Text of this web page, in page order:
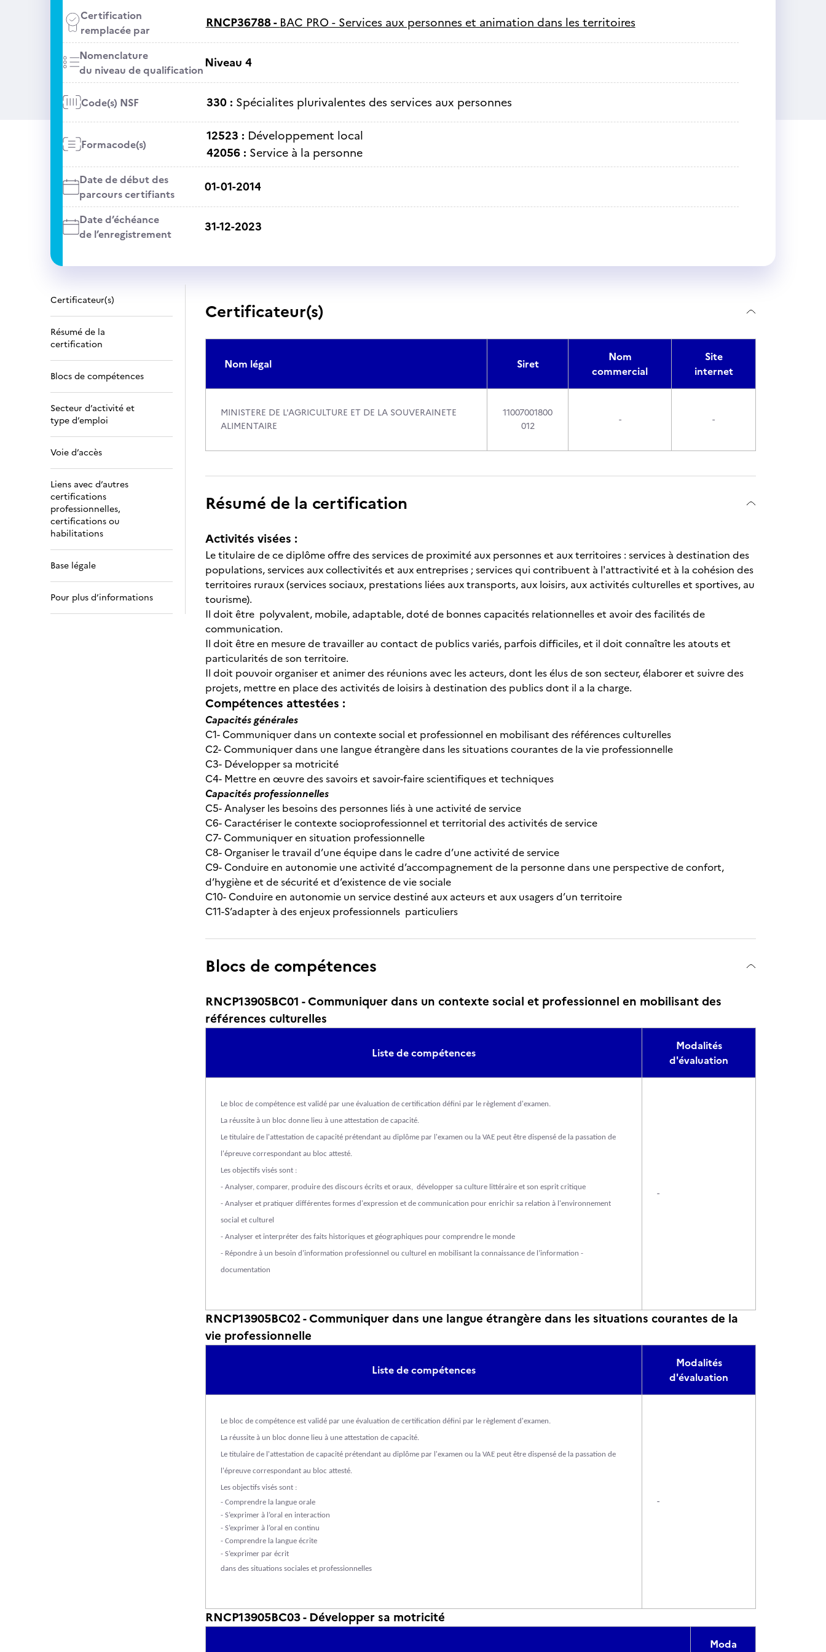
Certification
remplacée par
RNCP36788 - BAC PRO - Services aux personnes et animation dans les territoires
Nomenclature
du niveau de qualificationNiveau 4
Code(s) NSF 330 : Spécialites plurivalentes des services aux personnes
Formacode(s)
12523 : Développement local
42056 : Service à la personne
Date de début des
parcours certifiants
01-01-2014
Date d’échéance
de l’enregistrement
31-12-2023
Certificateur(s)
Résumé de la
certification
Blocs de compétences
Secteur d’activité et
type d’emploi
Voie d’accès
Liens avec d’autres
certifications
professionnelles,
certifications ou
habilitations
Base légale
Pour plus d’informations
Certificateur(s)
Nom légal Siret
Nom
commercial
Site
internet
MINISTERE DE L'AGRICULTURE ET DE LA SOUVERAINETE
ALIMENTAIRE
11007001800
012
- -
Résumé de la certification
Activités visées :
Le titulaire de ce diplôme offre des services de proximité aux personnes et aux territoires : services à destination des
populations, services aux collectivités et aux entreprises ; services qui contribuent à l'attractivité et à la cohésion des
territoires ruraux (services sociaux, prestations liées aux transports, aux loisirs, aux activités culturelles et sportives, au
tourisme).
Il doit être polyvalent, mobile, adaptable, doté de bonnes capacités relationnelles et avoir des facilités de
communication.
Il doit être en mesure de travailler au contact de publics variés, parfois difficiles, et il doit connaître les atouts et
particularités de son territoire.
Il doit pouvoir organiser et animer des réunions avec les acteurs, dont les élus de son secteur, élaborer et suivre des
projets, mettre en place des activités de loisirs à destination des publics dont il a la charge.
Compétences attestées :
Capacités générales
C1- Communiquer dans un contexte social et professionnel en mobilisant des références culturelles
C2- Communiquer dans une langue étrangère dans les situations courantes de la vie professionnelle
C3- Développer sa motricité
C4- Mettre en œuvre des savoirs et savoir-faire scientifiques et techniques
Capacités professionnelles
C5- Analyser les besoins des personnes liés à une activité de service
C6- Caractériser le contexte socioprofessionnel et territorial des activités de service
C7- Communiquer en situation professionnelle
C8- Organiser le travail d’une équipe dans le cadre d’une activité de service
C9- Conduire en autonomie une activité d’accompagnement de la personne dans une perspective de confort,
d’hygiène et de sécurité et d’existence de vie sociale
C10- Conduire en autonomie un service destiné aux acteurs et aux usagers d’un territoire
C11-S’adapter à des enjeux professionnels particuliers
Blocs de compétences
RNCP13905BC01 - Communiquer dans un contexte social et professionnel en mobilisant des
références culturelles
Liste de compétences
Modalités
d'évaluation
Le bloc de compétence est validé par une évaluation de certification défini par le règlement d'examen.
La réussite à un bloc donne lieu à une attestation de capacité.
Le titulaire de l'attestation de capacité prétendant au diplôme par l'examen ou la VAE peut être dispensé de la passation de
l'épreuve correspondant au bloc attesté.
Les objectifs visés sont :
- Analyser, comparer, produire des discours écrits et oraux, développer sa culture littéraire et son esprit critique
- Analyser et pratiquer différentes formes d'expression et de communication pour enrichir sa relation à l'environnement
social et culturel
- Analyser et interpréter des faits historiques et géographiques pour comprendre le monde
- Répondre à un besoin d'information professionnel ou culturel en mobilisant la connaissance de l’information -
documentation
-
RNCP13905BC02 - Communiquer dans une langue étrangère dans les situations courantes de la
vie professionnelle
Liste de compétences
Modalités
d'évaluation
Le bloc de compétence est validé par une évaluation de certification défini par le règlement d'examen.
La réussite à un bloc donne lieu à une attestation de capacité.
Le titulaire de l'attestation de capacité prétendant au diplôme par l'examen ou la VAE peut être dispensé de la passation de
l'épreuve correspondant au bloc attesté.
Les objectifs visés sont :
- Comprendre la langue orale
- S’exprimer à l’oral en interaction
- S’exprimer à l’oral en continu
- Comprendre la langue écrite
- S’exprimer par écrit
dans des situations sociales et professionnelles
-
RNCP13905BC03 - Développer sa motricité
Moda